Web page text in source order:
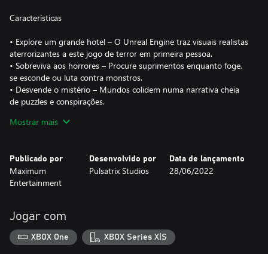
Características
• Explore um grande hotel – O Unreal Engine traz visuais realistas
aterrorizantes a este jogo de terror em primeira pessoa.
• Sobreviva aos horrores – Procure suprimentos enquanto foge,
se esconde ou luta contra monstros.
• Desvende o mistério – Mundos colidem numa narrativa cheia
de puzzles e conspirações.
usando uma câmera que conecta realidades paralelas e descubra
Mostrar mais
Publicado por
Maximum
Entertainment
Desenvolvido por
Pulsatrix Studios
Data de lançamento
28/06/2022
Jogar com
XBOX One XBOX Series X|S